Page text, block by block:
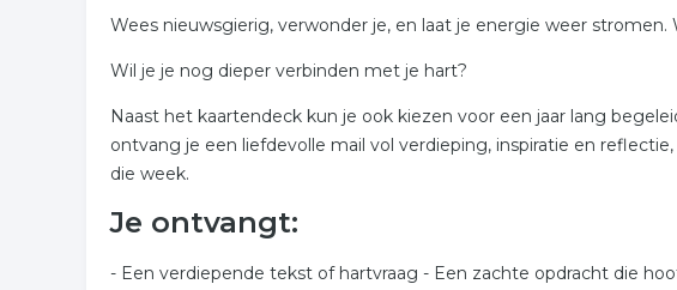
Wees nieuwsgierig, verwonder je, en laat je energie weer
Wil je je nog dieper verbinden met je hart?
Naast het kaartendeck kun je ook kiezen voor een jaar lang
ontvang je een liefdevolle mail vol verdieping, inspiratie en
die week.
Je ontvangt:
- Een verdiepende tekst of hartvraag - Een zachte opdracht die